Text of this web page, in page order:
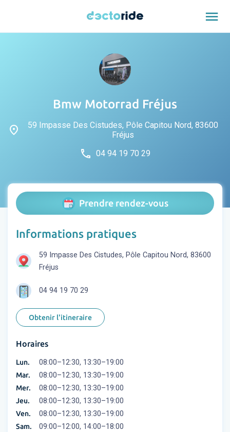
menu
Bmw Motorrad Fréjus
place
59 Impasse Des Cistudes, Pôle Capitou Nord, 83600
Fréjus
phone 04 94 19 70 29
Prendre rendez-vous
Informations pratiques
59 Impasse Des Cistudes, Pôle Capitou Nord, 83600
Fréjus
04 94 19 70 29
Obtenir l'itineraire
Horaires
Lun. 08:00–12:30, 13:30–19:00
Mar. 08:00–12:30, 13:30–19:00
Mer. 08:00–12:30, 13:30–19:00
Jeu. 08:00–12:30, 13:30–19:00
Ven. 08:00–12:30, 13:30–19:00
Sam.
09:00–12:00, 14:00–18:00